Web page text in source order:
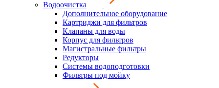
Водоочистка
Дополнительное оборудование
Картриджи для фильтров
Клапаны для воды
Корпус для фильтров
Магистральные фильтры
Редукторы
Системы водоподготовки
Фильтры под мойку